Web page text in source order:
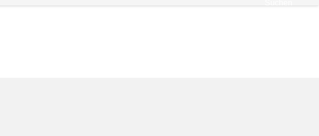
nach: